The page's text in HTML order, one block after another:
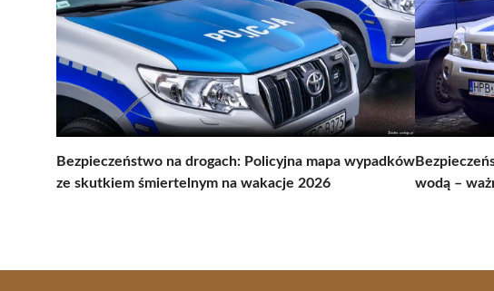
Bezpieczeństwo na drogach: Policyjna mapa wypadków
ze skutkiem śmiertelnym na wakacje 2026
wodą –